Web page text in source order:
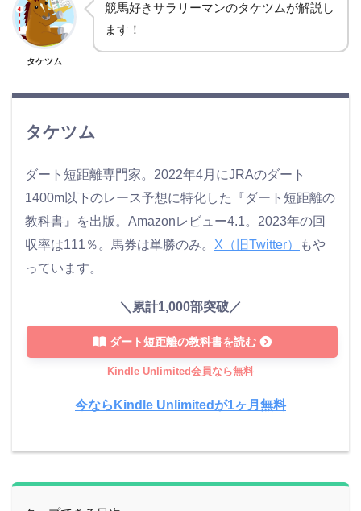
タケツム
競馬好きサラリーマンのタケツムが解説し
ます！
タケツム
ダート短距離専門家。2022年4月にJRAのダート
1400m以下のレース予想に特化した『ダート短距離の
教科書』を出版。Amazonレビュー4.1。2023年の回
収率は111％。馬券は単勝のみ。 X（旧Twitter）
もや
っています。
＼累計1,000部突破／
ダート短距離の教科書を読む
Kindle Unlimited会員なら無料
今ならKindle Unlimitedが1ヶ月無料